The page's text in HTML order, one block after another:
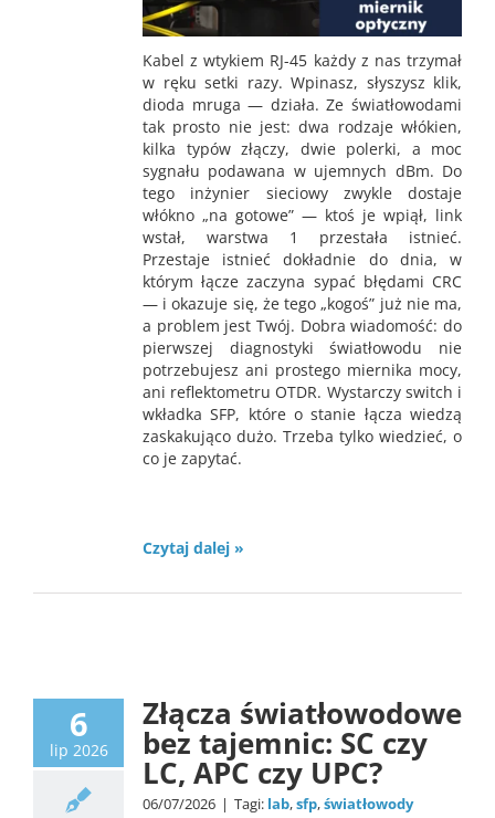
Kabel z wtykiem RJ-45 każdy z nas trzymał
w ręku setki razy. Wpinasz, słyszysz klik,
dioda mruga — działa. Ze światłowodami
tak prosto nie jest: dwa rodzaje włókien,
kilka typów złączy, dwie polerki, a moc
sygnału podawana w ujemnych dBm. Do
tego inżynier sieciowy zwykle dostaje
włókno „na gotowe” — ktoś je wpiął, link
wstał, warstwa 1 przestała istnieć.
Przestaje istnieć dokładnie do dnia, w
którym łącze zaczyna sypać błędami CRC
— i okazuje się, że tego „kogoś” już nie ma,
a problem jest Twój. Dobra wiadomość: do
pierwszej diagnostyki światłowodu nie
potrzebujesz ani prostego miernika mocy,
ani reflektometru OTDR. Wystarczy switch i
wkładka SFP, które o stanie łącza wiedzą
zaskakująco dużo. Trzeba tylko wiedzieć, o
co je zapytać.
Czytaj dalej »
6
lip 2026
Złącza światłowodowe
bez tajemnic: SC czy
LC, APC czy UPC?
06/07/2026 | Tagi: lab,sfp,światłowody